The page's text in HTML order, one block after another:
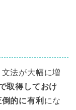
法が大幅に増
取得しておけ
的に有利 にな